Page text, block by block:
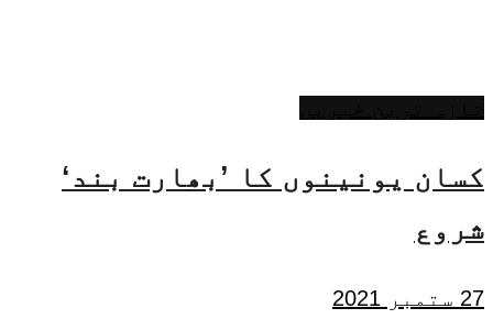
کسان یونینوں کا ’بھارت بند‘
شروع
27 ستمبر 2021